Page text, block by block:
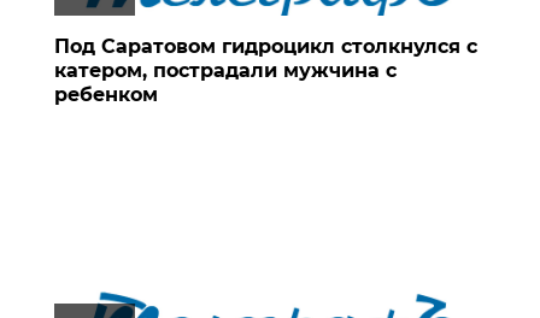
Под Саратовом гидроцикл столкнулся с
катером, пострадали мужчина с
ребенком